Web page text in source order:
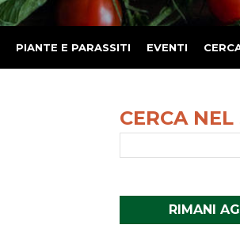
PIANTE E PARASSITI EVENTI
CERCA NEL
RIMANI